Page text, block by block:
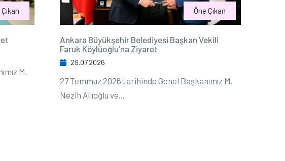
M.
Öne Çıkan
Ankara Büyükşehir Belediyesi Başkan Vekili
Faruk Köylüoğlu’na Ziyaret
29.07.2026
27 Temmuz 2026 tarihinde Genel Başkanımız M.
Nezih Allıoğlu ve...